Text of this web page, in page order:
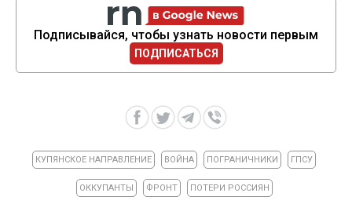
Подписывайся, чтобы узнать новости первым
ПОДПИСАТЬСЯ
КУПЯНСКОЕ НАПРАВЛЕНИЕ ВОЙНА ПОГРАНИЧНИКИ ГПСУ
ОККУПАНТЫ ФРОНТ ПОТЕРИ РОССИЯН